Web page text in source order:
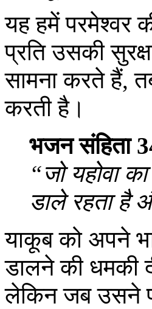
यह हमें परमेश्‍वर
प्रति उसकी
सामना करते हैं,
करती है।
भजन संहिता
“जो यहोवा
डाले रहता है
याकूब को अपने
डालने की धमकी
लेकिन जब उसने